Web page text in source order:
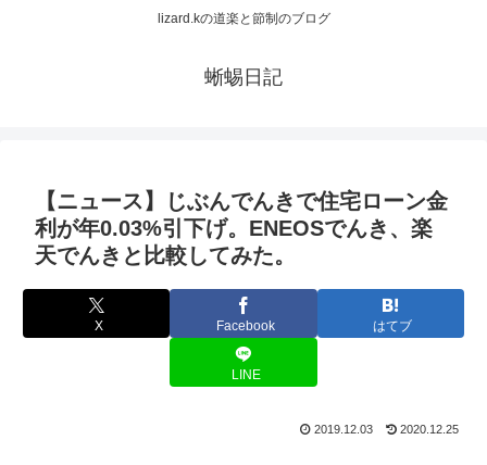
lizard.kの道楽と節制のブログ
蜥蜴日記
【ニュース】じぶんでんきで住宅ローン金
利が年0.03%引下げ。ENEOSでんき、楽
天でんきと比較してみた。
X Facebook はてブ
LINE
2019.12.03 2020.12.25